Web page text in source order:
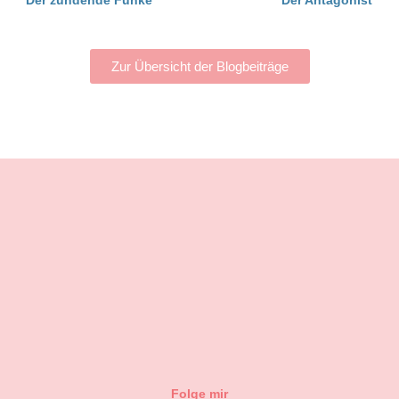
Zur Übersicht der Blogbeiträge
Folge mir